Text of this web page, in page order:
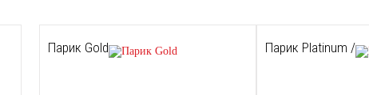
Парик Gold Парик Platinum /